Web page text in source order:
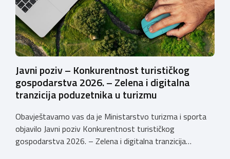
Javni poziv – Konkurentnost turističkog
gospodarstva 2026. – Zelena i digitalna
tranzicija poduzetnika u turizmu
Obavještavamo vas da je Ministarstvo turizma i sporta
objavilo Javni poziv Konkurentnost turističkog
gospodarstva 2026. – Zelena i digitalna tranzicija